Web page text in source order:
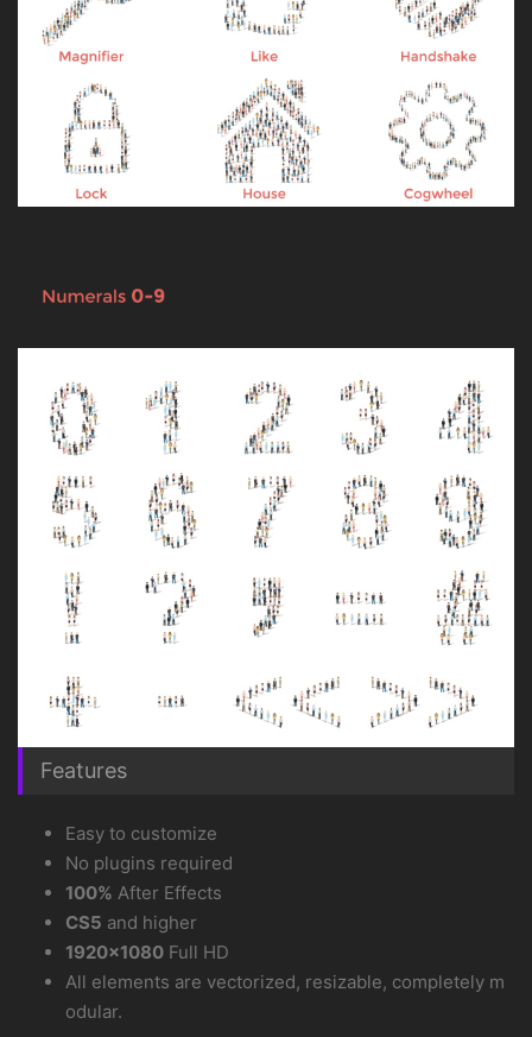
Features
Easy to customize
No plugins required
100% After Effects
CS5 and higher
1920×1080 Full HD
All elements are vectorized, resizable, completely m
odular.